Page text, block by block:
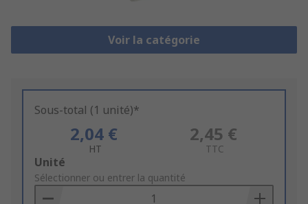
Voir la catégorie
Sous-total (1 unité)*
2,04 €
HT
2,45 €
TTC
Add
to
Basket
Unité
Sélectionner ou entrer la quantité